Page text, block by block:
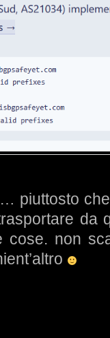
piuttosto
da
cose. non